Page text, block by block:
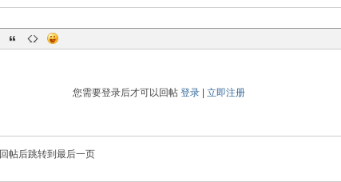
您需要登录后才可以回帖 登录| 立即注册
回帖后跳转到最后一页